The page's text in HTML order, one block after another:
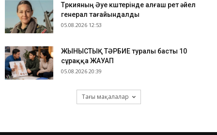
Түркияның Әуе күштерінде алғаш рет әйел
генерал тағайындалды
05.08.2026 12:53
ЖЫНЫСТЫҚ ТӘРБИЕ туралы басты 10
сұраққа ЖАУАП
05.08.2026 20:39
Тағы мақалалар